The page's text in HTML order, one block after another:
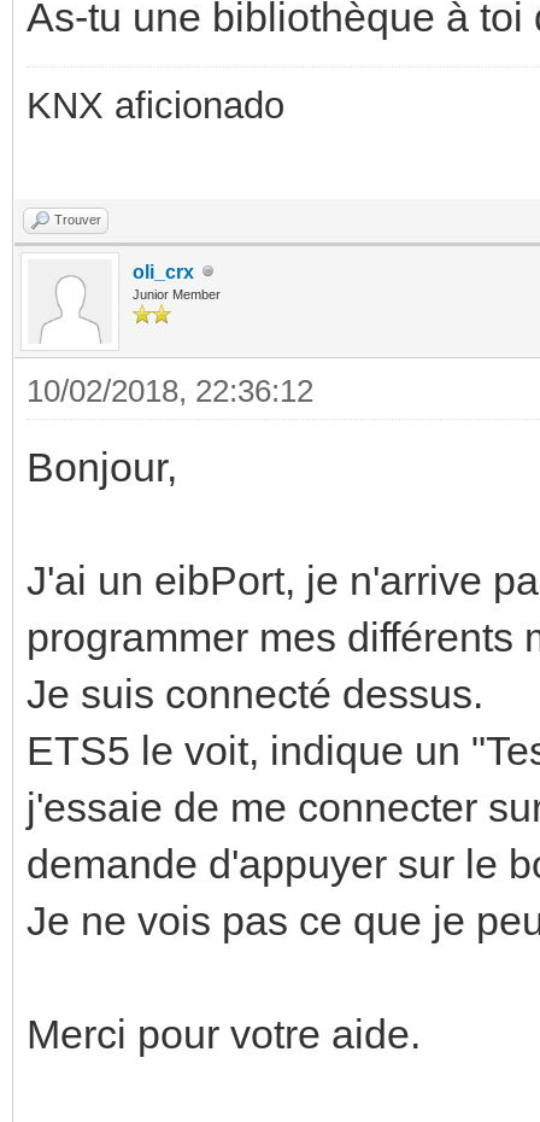
As-tu une bibliothèque à toi
KNX aficionado
Trouver
oli_crx
Junior Member
10/02/2018, 22:36:12
Bonjour,
J'ai un eibPort, je n'arrive
programmer mes différents
Je suis connecté dessus.
ETS5 le voit, indique un
j'essaie de me connecter
demande d'appuyer sur le
Je ne vois pas ce que je
Merci pour votre aide.